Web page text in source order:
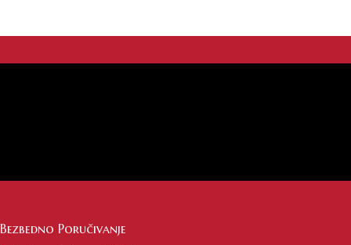
Bezbedno Poručivanje